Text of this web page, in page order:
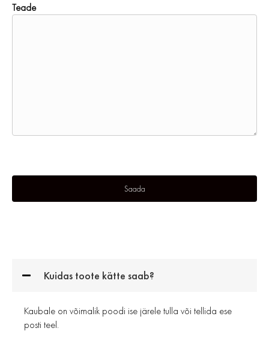
Teade
Kuidas toote kätte saab?
Kaubale on võimalik poodi ise järele tulla või tellida ese
posti teel.